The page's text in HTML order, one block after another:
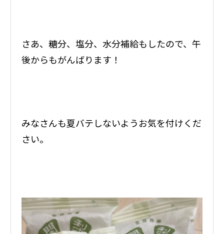
さあ、糖分、塩分、水分補給もしたので、午
後からもがんばります！
みなさんも夏バテしないようお気を付けくだ
さい。